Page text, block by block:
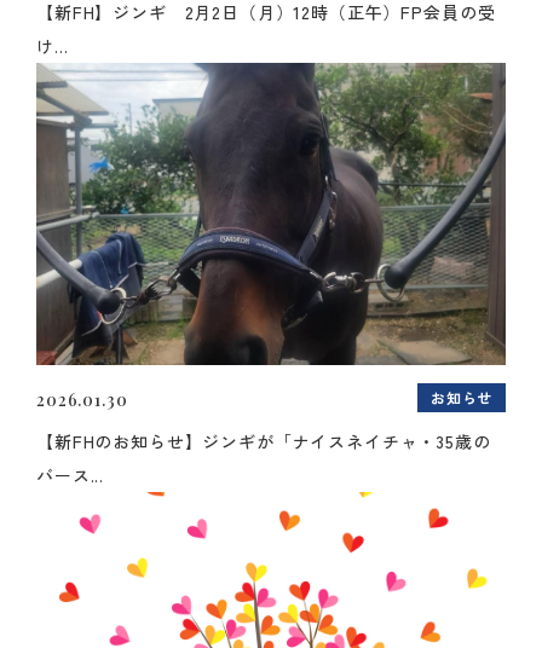
【新FH】ジンギ 2月2日（月）12時（正午）FP会員の受
け...
2026.01.30 お知らせ
【新FHのお知らせ】ジンギが「ナイスネイチャ・35歳の
バース...